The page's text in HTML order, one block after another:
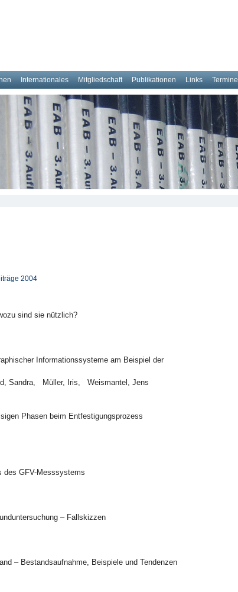
Internationales Mitgliedschaft Publikationen Links Termine
2004
sind sie nützlich?
Informationssysteme am Beispiel der
Sandra, Müller, Iris, Weismantel, Jens
Phasen beim Entfestigungsprozess
des GFV-Messsystems
– Fallskizzen
– Bestandsaufnahme, Beispiele und Tendenzen